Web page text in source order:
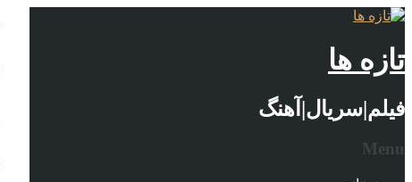
تازه ها
فیلم|سریال|آهنگ
Menu